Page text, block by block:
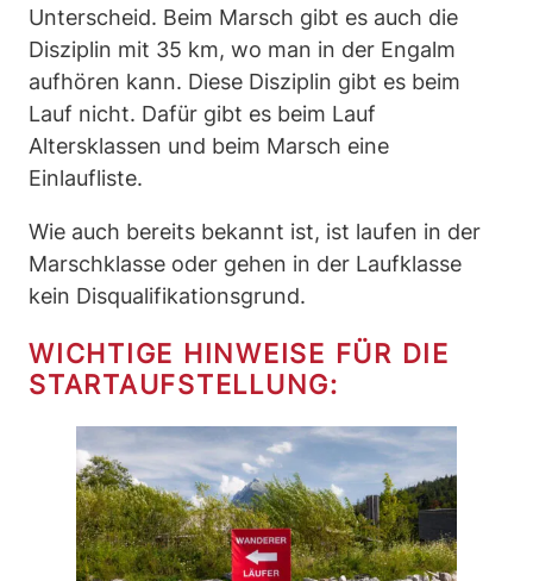
Unterscheid. Beim Marsch gibt es auch die
Disziplin mit 35 km, wo man in der Engalm
aufhören kann. Diese Disziplin gibt es beim
Lauf nicht. Dafür gibt es beim Lauf
Altersklassen und beim Marsch eine
Einlaufliste.
Wie auch bereits bekannt ist, ist laufen in der
Marschklasse oder gehen in der Laufklasse
kein Disqualifikationsgrund.
WICHTIGE HINWEISE FÜR DIE
STARTAUFSTELLUNG: